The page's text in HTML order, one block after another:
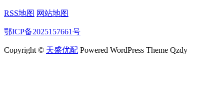
RSS地图 网站地图
鄂ICP备2025157661号
Copyright © 天盛优配 Powered WordPress Theme Qzdy